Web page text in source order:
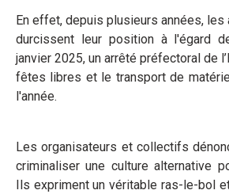
En effet, depuis plusieurs années,
durcissent leur position à l'égard
janvier 2025, un arrêté préfectoral de
fêtes libres et le transport de
l'année.
Les organisateurs et collectifs
criminaliser une culture alternative
Ils expriment un véritable ras-le-bol